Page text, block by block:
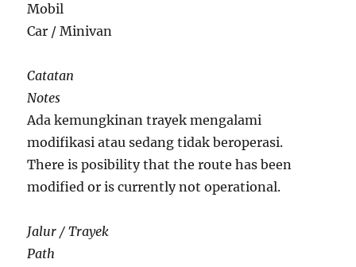
Mobil
Car / Minivan
Catatan
Notes
Ada kemungkinan trayek mengalami
modifikasi atau sedang tidak beroperasi.
There is posibility that the route has been
modified or is currently not operational.
Jalur / Trayek
Path